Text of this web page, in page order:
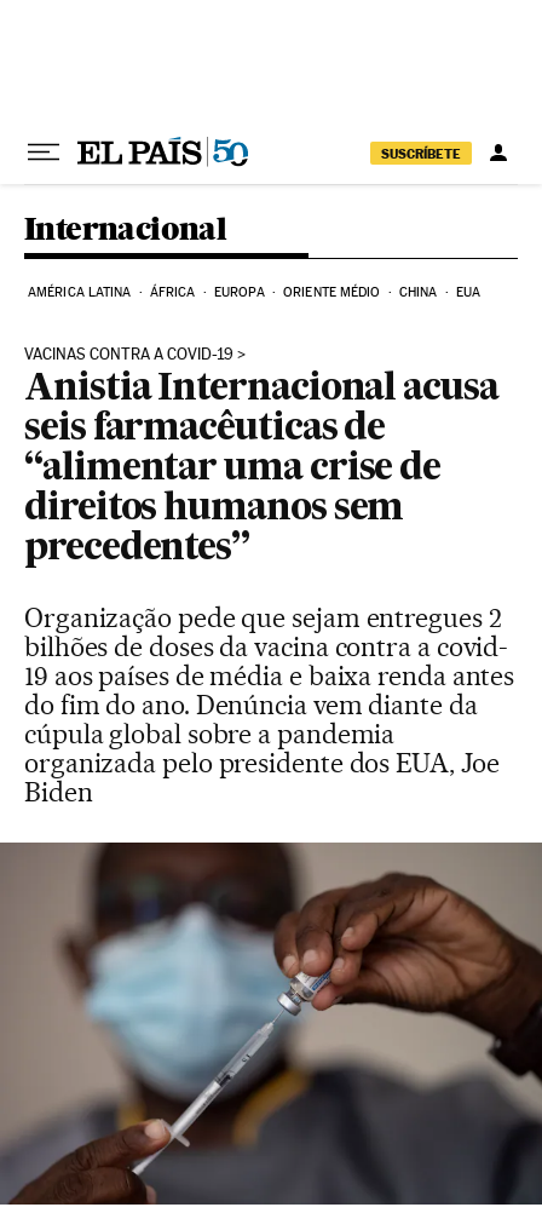
SUSCRÍBETE
Internacional
AMÉRICA LATINA ÁFRICA EUROPA ORIENTE MÉDIO CHINA EUA
VACINAS CONTRA A COVID-19
Anistia Internacional acusa
seis farmacêuticas de
“alimentar uma crise de
direitos humanos sem
precedentes”
Organização pede que sejam entregues 2
bilhões de doses da vacina contra a covid-
19 aos países de média e baixa renda antes
do fim do ano. Denúncia vem diante da
cúpula global sobre a pandemia
organizada pelo presidente dos EUA, Joe
Biden